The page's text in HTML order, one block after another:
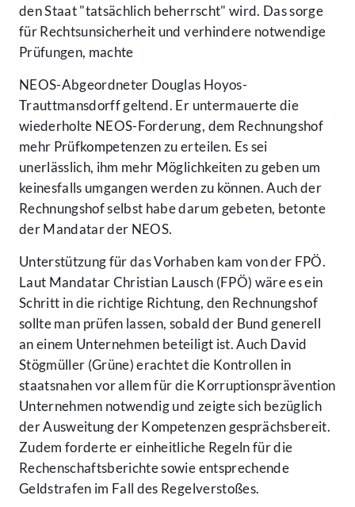
den Staat "tatsächlich beherrscht" wird. Das sorge
für Rechtsunsicherheit und verhindere notwendige
Prüfungen, machte
NEOS-Abgeordneter Douglas Hoyos-
Trauttmansdorff geltend. Er untermauerte die
wiederholte NEOS-Forderung, dem Rechnungshof
mehr Prüfkompetenzen zu erteilen. Es sei
unerlässlich, ihm mehr Möglichkeiten zu geben um
keinesfalls umgangen werden zu können. Auch der
Rechnungshof selbst habe darum gebeten, betonte
der Mandatar der NEOS.
Unterstützung für das Vorhaben kam von der FPÖ.
Laut Mandatar Christian Lausch (FPÖ) wäre es ein
Schritt in die richtige Richtung, den Rechnungshof
sollte man prüfen lassen, sobald der Bund generell
an einem Unternehmen beteiligt ist. Auch David
Stögmüller (Grüne) erachtet die Kontrollen in
staatsnahen vor allem für die Korruptionsprävention
Unternehmen notwendig und zeigte sich bezüglich
der Ausweitung der Kompetenzen gesprächsbereit.
Zudem forderte er einheitliche Regeln für die
Rechenschaftsberichte sowie entsprechende
Geldstrafen im Fall des Regelverstoßes.